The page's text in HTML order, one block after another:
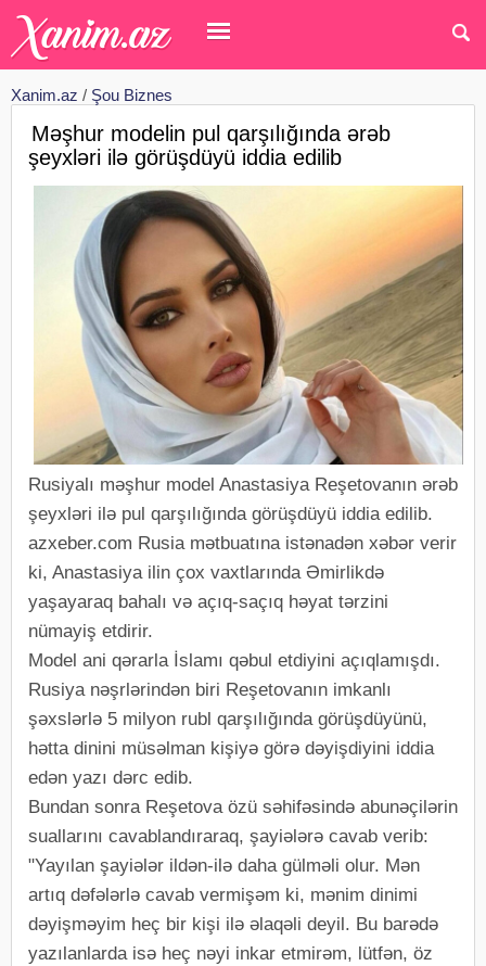
Xanim.az / Şou Biznes
Məşhur modelin pul qarşılığında ərəb
şeyxləri ilə görüşdüyü iddia edilib
Rusiyalı məşhur model Anastasiya Reşetovanın ərəb
şeyxləri ilə pul qarşılığında görüşdüyü iddia edilib.
azxeber.com Rusia mətbuatına istənadən xəbər verir
ki, Anastasiya ilin çox vaxtlarında Əmirlikdə
yaşayaraq bahalı və açıq-saçıq həyat tərzini
nümayiş etdirir.
Model ani qərarla İslamı qəbul etdiyini açıqlamışdı.
Rusiya nəşrlərindən biri Reşetovanın imkanlı
şəxslərlə 5 milyon rubl qarşılığında görüşdüyünü,
hətta dinini müsəlman kişiyə görə dəyişdiyini iddia
edən yazı dərc edib.
Bundan sonra Reşetova özü səhifəsində abunəçilərin
suallarını cavablandıraraq, şayiələrə cavab verib:
"Yayılan şayiələr ildən-ilə daha gülməli olur. Mən
artıq dəfələrlə cavab vermişəm ki, mənim dinimi
dəyişməyim heç bir kişi ilə əlaqəli deyil. Bu barədə
yazılanlarda isə heç nəyi inkar etmirəm, lütfən, öz